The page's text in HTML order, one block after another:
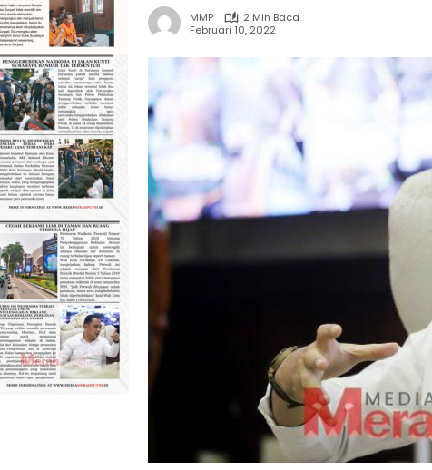
MMP
2 Min Baca
Februari 10, 2022